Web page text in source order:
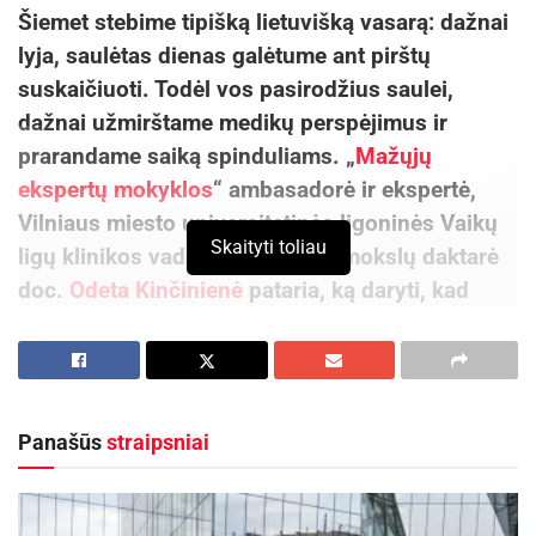
Šiemet stebime tipišką lietuvišką vasarą: dažnai
lyja, saulėtas dienas galėtume ant pirštų
suskaičiuoti. Todėl vos pasirodžius saulei,
dažnai užmirštame medikų perspėjimus ir
prarandame saiką spinduliams. „Mažųjų
ekspertų mokyklos“ ambasadorė ir ekspertė,
Vilniaus miesto universitetinės ligoninės Vaikų
ligų klinikos vadovė medicinos mokslų daktarė
doc. Odeta Kinčinienė pataria, ką daryti, kad
saulė netaptų pikta pamote.
tai, kuo saulė pavojinga. Taip, perdozuoti saulės
pakalbėti apie tai, kad saulė yra naudinga.
Skaityti toliau
Panašūsstraipsniai